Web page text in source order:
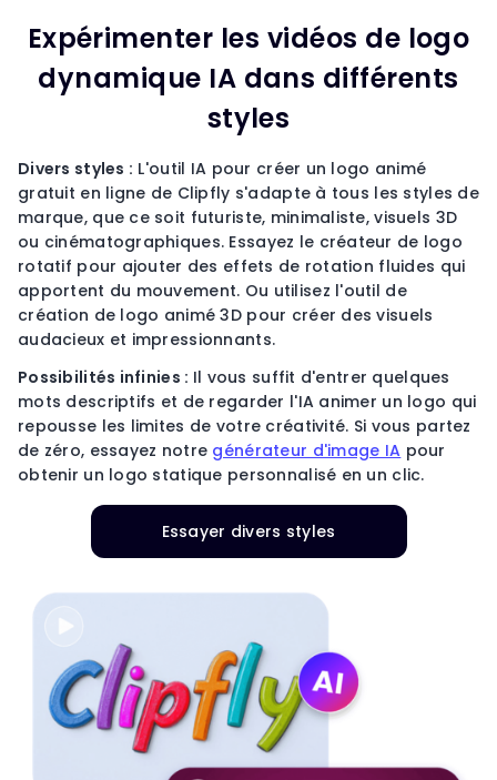
Expérimenter les vidéos de logo
dynamique IA dans différents
styles
Divers styles : L'outil IA pour créer un logo animé
gratuit en ligne de Clipfly s'adapte à tous les styles de
marque, que ce soit futuriste, minimaliste, visuels 3D
ou cinématographiques. Essayez le créateur de logo
rotatif pour ajouter des effets de rotation fluides qui
apportent du mouvement. Ou utilisez l'outil de
création de logo animé 3D pour créer des visuels
audacieux et impressionnants.
Possibilités infinies : Il vous suffit d'entrer quelques
mots descriptifs et de regarder l'IA animer un logo qui
repousse les limites de votre créativité. Si vous partez
de zéro, essayez notre générateur d'image IA pour
obtenir un logo statique personnalisé en un clic.
Essayer divers styles